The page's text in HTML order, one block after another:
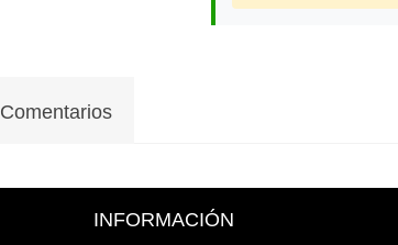
Comentarios
INFORMACIÓN